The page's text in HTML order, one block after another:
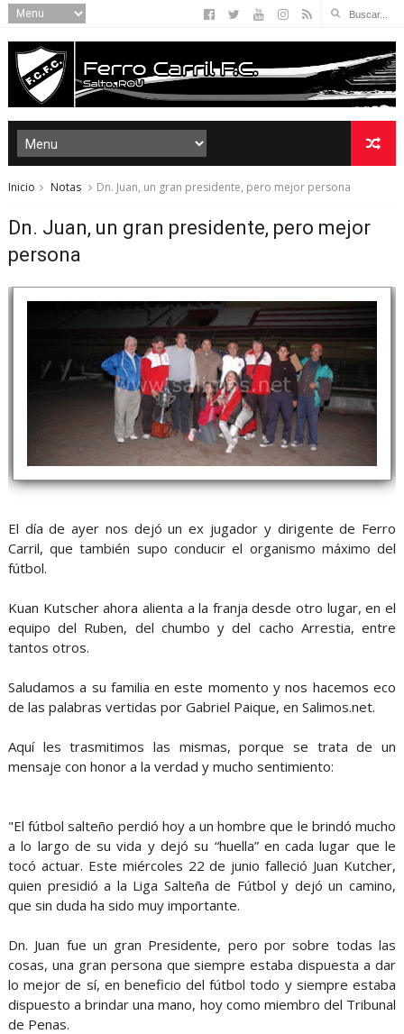
Inicio Notas Dn. Juan, un gran presidente, pero mejor persona
Dn. Juan, un gran presidente, pero mejor
persona
El día de ayer nos dejó un ex jugador y dirigente de Ferro
Carril, que también supo conducir el organismo máximo del
fútbol.
Kuan Kutscher ahora alienta a la franja desde otro lugar, en el
equipo del Ruben, del chumbo y del cacho Arrestia, entre
tantos otros.
Saludamos a su familia en este momento y nos hacemos eco
de las palabras vertidas por Gabriel Paique, en Salimos.net.
Aquí les trasmitimos las mismas, porque se trata de un
mensaje con honor a la verdad y mucho sentimiento:
"El fútbol salteño perdió hoy a un hombre que le brindó mucho
a lo largo de su vida y dejó su “huella” en cada lugar que le
tocó actuar. Este miércoles 22 de junio falleció Juan Kutcher,
quien presidió a la Liga Salteña de Fútbol y dejó un camino,
que sin duda ha sido muy importante.
Dn. Juan fue un gran Presidente, pero por sobre todas las
cosas, una gran persona que siempre estaba dispuesta a dar
lo mejor de sí, en beneficio del fútbol todo y siempre estaba
dispuesto a brindar una mano, hoy como miembro del Tribunal
de Penas.